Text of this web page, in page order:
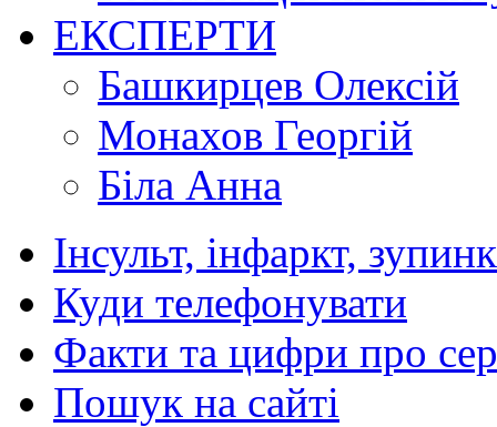
ЕКСПЕРТИ
Башкирцев Олексій
Монахов Георгій
Біла Анна
Інсульт, інфаркт,
Куди телефонувати
Факти та цифри про
Пошук на сайті